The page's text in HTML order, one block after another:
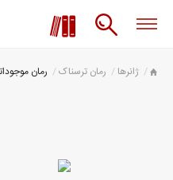
ژانرها رمان ترسناک رمان